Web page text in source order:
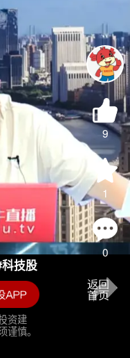
9
1
0
技股
资建
慎。